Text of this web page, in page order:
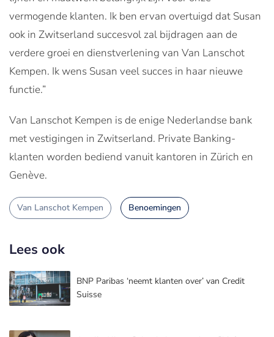
vermogende klanten. Ik ben ervan overtuigd dat Susan
ook in Zwitserland succesvol zal bijdragen aan de
verdere groei en dienstverlening van Van Lanschot
Kempen. Ik wens Susan veel succes in haar nieuwe
functie.”
Van Lanschot Kempen is de enige Nederlandse bank
met vestigingen in Zwitserland. Private Banking-
klanten worden bediend vanuit kantoren in Zürich en
Genève.
Van Lanschot Kempen Benoemingen
Lees ook
BNP Paribas ‘neemt klanten over’ van Credit
Suisse